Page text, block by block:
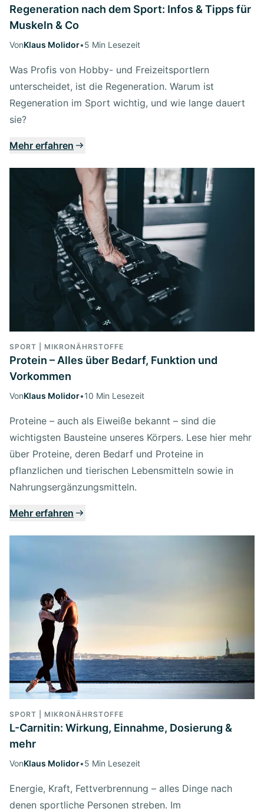
Regeneration nach dem Sport: Infos & Tipps für
Muskeln & Co
VonKlaus Molidor•5 Min Lesezeit
Was Profis von Hobby- und Freizeitsportlern
unterscheidet, ist die Regeneration. Warum ist
Regeneration im Sport wichtig, und wie lange dauert
sie?
Mehr erfahren
SPORT | MIKRONÄHRSTOFFE
Protein – Alles über Bedarf, Funktion und
Vorkommen
VonKlaus Molidor•10 Min Lesezeit
Proteine – auch als Eiweiße bekannt – sind die
wichtigsten Bausteine unseres Körpers. Lese hier mehr
über Proteine, deren Bedarf und Proteine in
pflanzlichen und tierischen Lebensmitteln sowie in
Nahrungsergänzungsmitteln.
Mehr erfahren
SPORT | MIKRONÄHRSTOFFE
L-Carnitin: Wirkung, Einnahme, Dosierung &
mehr
VonKlaus Molidor•5 Min Lesezeit
Energie, Kraft, Fettverbrennung – alles Dinge nach
denen sportliche Personen streben. Im